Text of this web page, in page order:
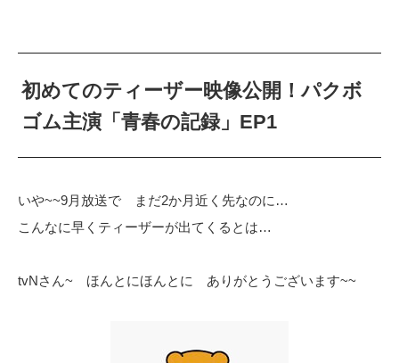
初めてのティーザー映像公開！パクボ
ゴム主演「青春の記録」EP1
いや~~9月放送で まだ2か月近く先なのに…
こんなに早くティーザーが出てくるとは…
tvNさん~ ほんとにほんとに ありがとうございます~~